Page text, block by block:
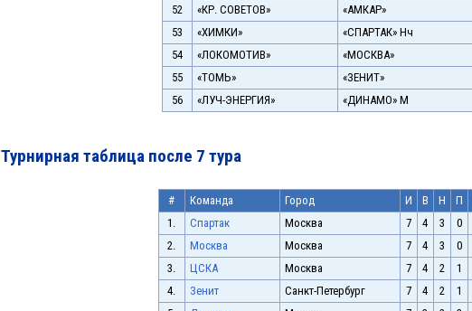
52
«КР. СОВЕТОВ» «АМКАР»
53
«ХИМКИ» «СПАРТАК» Нч
54
«ЛОКОМОТИВ» «МОСКВА»
55
«ТОМЬ» «ЗЕНИТ»
56
«ЛУЧ-ЭНЕРГИЯ» «ДИНАМО» М
Турнирная таблица после 7 тура
# Команда Город И В Н П
1.
Спартак Москва 7 4 3 0
2.
Москва Москва 7 4 3 0
3.
ЦСКА Москва 7 4 2 1
4.
Зенит Санкт-Петербург 7 4 2 1